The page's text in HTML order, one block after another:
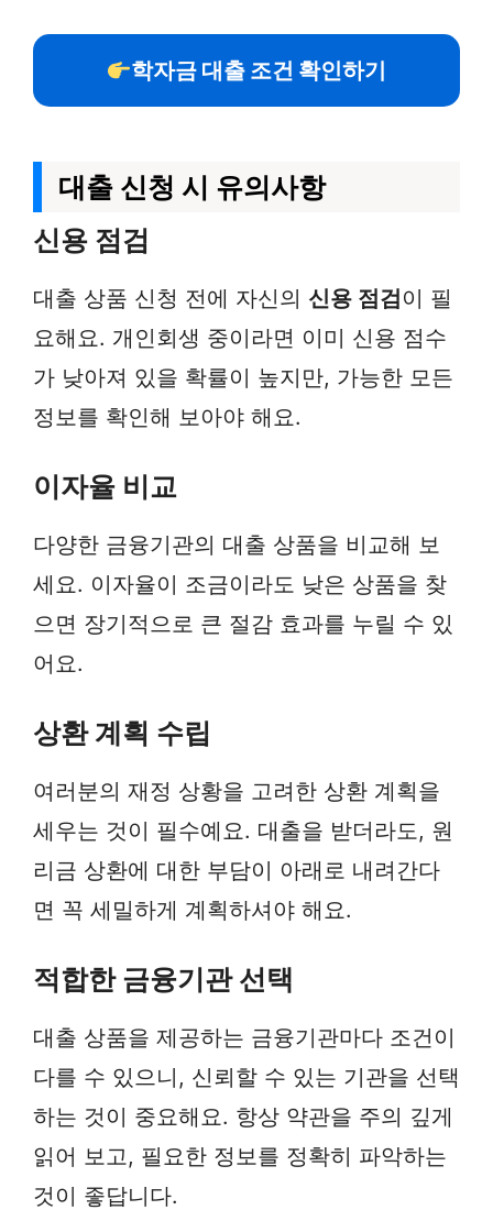
학자금 대출 조건 확인하기
대출 신청 시 유의사항
신용 점검
대출 상품 신청 전에 자신의 신용 점검이 필
요해요. 개인회생 중이라면 이미 신용 점수
가 낮아져 있을 확률이 높지만, 가능한 모든
정보를 확인해 보아야 해요.
이자율 비교
다양한 금융기관의 대출 상품을 비교해 보
세요. 이자율이 조금이라도 낮은 상품을 찾
으면 장기적으로 큰 절감 효과를 누릴 수 있
어요.
상환 계획 수립
여러분의 재정 상황을 고려한 상환 계획을
세우는 것이 필수예요. 대출을 받더라도, 원
리금 상환에 대한 부담이 아래로 내려간다
면 꼭 세밀하게 계획하셔야 해요.
적합한 금융기관 선택
대출 상품을 제공하는 금융기관마다 조건이
다를 수 있으니, 신뢰할 수 있는 기관을 선택
하는 것이 중요해요. 항상 약관을 주의 깊게
읽어 보고, 필요한 정보를 정확히 파악하는
것이 좋답니다.